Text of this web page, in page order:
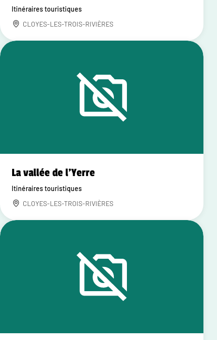
Itinéraires touristiques
CLOYES-LES-TROIS-RIVIÈRES
La vallée de l'Yerre
Itinéraires touristiques
CLOYES-LES-TROIS-RIVIÈRES